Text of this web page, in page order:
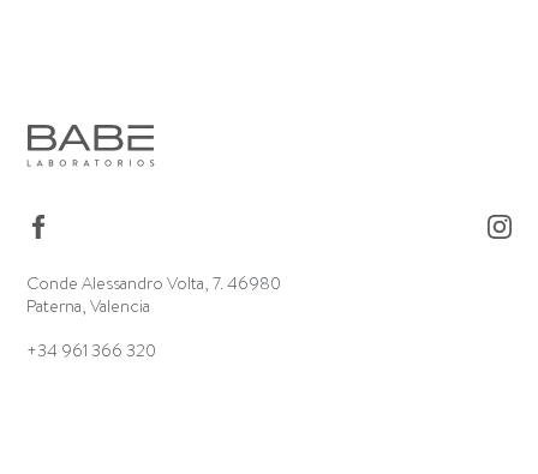
Conde Alessandro Volta, 7. 46980
Paterna, Valencia
+34 961 366 320